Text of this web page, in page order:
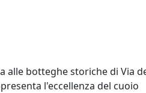
alle botteghe storiche di Via
l'eccellenza del cuoio